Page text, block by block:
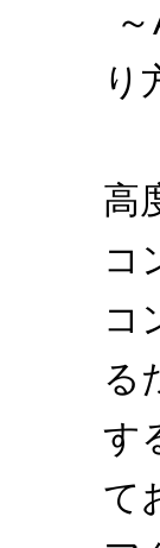
り
高
コ
コ
る
す
て